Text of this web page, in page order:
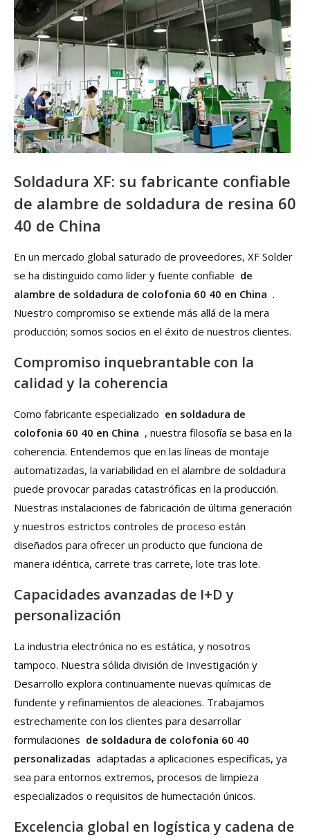
Soldadura XF: su fabricante confiable
de alambre de soldadura de resina 60
40 de China
En un mercado global saturado de proveedores, XF Solder
se ha distinguido como líder y fuente confiable de
alambre de soldadura de colofonia 60 40 en China .
Nuestro compromiso se extiende más allá de la mera
producción; somos socios en el éxito de nuestros clientes.
Compromiso inquebrantable con la
calidad y la coherencia
Como fabricante especializado en soldadura de
colofonia 60 40 en China , nuestra filosofía se basa en la
coherencia. Entendemos que en las líneas de montaje
automatizadas, la variabilidad en el alambre de soldadura
puede provocar paradas catastróficas en la producción.
Nuestras instalaciones de fabricación de última generación
y nuestros estrictos controles de proceso están
diseñados para ofrecer un producto que funciona de
manera idéntica, carrete tras carrete, lote tras lote.
Capacidades avanzadas de I+D y
personalización
La industria electrónica no es estática, y nosotros
tampoco. Nuestra sólida división de Investigación y
Desarrollo explora continuamente nuevas químicas de
fundente y refinamientos de aleaciones. Trabajamos
estrechamente con los clientes para desarrollar
formulaciones de soldadura de colofonia 60 40
personalizadas adaptadas a aplicaciones específicas, ya
sea para entornos extremos, procesos de limpieza
especializados o requisitos de humectación únicos.
Excelencia global en logística y cadena de